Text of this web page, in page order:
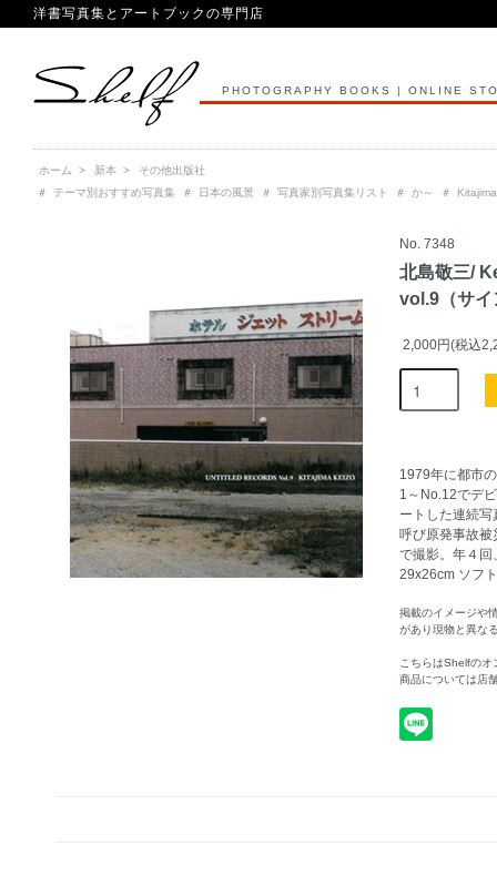
洋書写真集とアートブックの専門店
PHOTOGRAPHY BOOKS | ONLINE
ホーム > 新本 >
その他出版社
＃
テーマ別おすすめ写真集＃ 日本の風景＃ 写真家別写真集リスト ＃ か～ ＃
No. 7348
北島敬三/
vol.9（サイ
2,000円(税込
1979年に都市
1～No.12でデ
ートした連続
呼び原発事故被
で撮影。年４
29x26cm ソフ
掲載のイメージや
があり現物と異な
こちらはShelfのオ
商品については店